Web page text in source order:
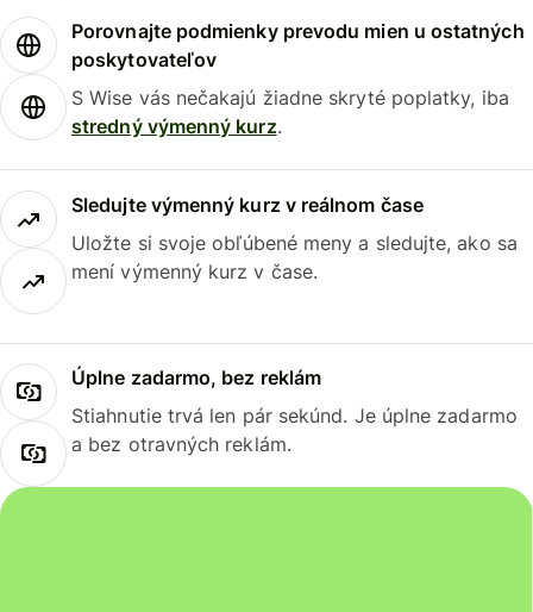
Porovnajte podmienky prevodu mien u ostatných
poskytovateľov
S Wise vás nečakajú žiadne skryté poplatky, iba
stredný výmenný kurz.
Sledujte výmenný kurz v reálnom čase
Uložte si svoje obľúbené meny a sledujte, ako sa
mení výmenný kurz v čase.
Úplne zadarmo, bez reklám
Stiahnutie trvá len pár sekúnd. Je úplne zadarmo
a bez otravných reklám.